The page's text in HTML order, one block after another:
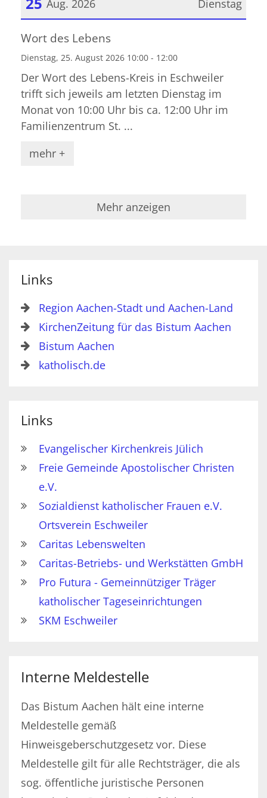
Dienstag
Aug. 2026
Datum: 25. August 2026
Wort des Lebens
Dienstag, 25. August 2026 10:00 - 12:00
Der Wort des Lebens-Kreis in Eschweiler
trifft sich jeweils am letzten Dienstag im
Monat von 10:00 Uhr bis ca. 12:00 Uhr im
Familienzentrum St. ...
mehr +
Mehr anzeigen
Links
Region Aachen-Stadt und Aachen-Land
KirchenZeitung für das Bistum Aachen
Bistum Aachen
katholisch.de
Links
Evangelischer Kirchenkreis Jülich
Freie Gemeinde Apostolischer Christen
e.V.
Sozialdienst katholischer Frauen e.V.
Ortsverein Eschweiler
Caritas Lebenswelten
Caritas-Betriebs- und Werkstätten GmbH
Pro Futura - Gemeinnütziger Träger
katholischer Tageseinrichtungen
SKM Eschweiler
Interne Meldestelle
Das Bistum Aachen hält eine interne
Meldestelle gemäß
Hinweisgeberschutzgesetz vor. Diese
Meldestelle gilt für alle Rechtsträger, die als
sog. öffentliche juristische Personen